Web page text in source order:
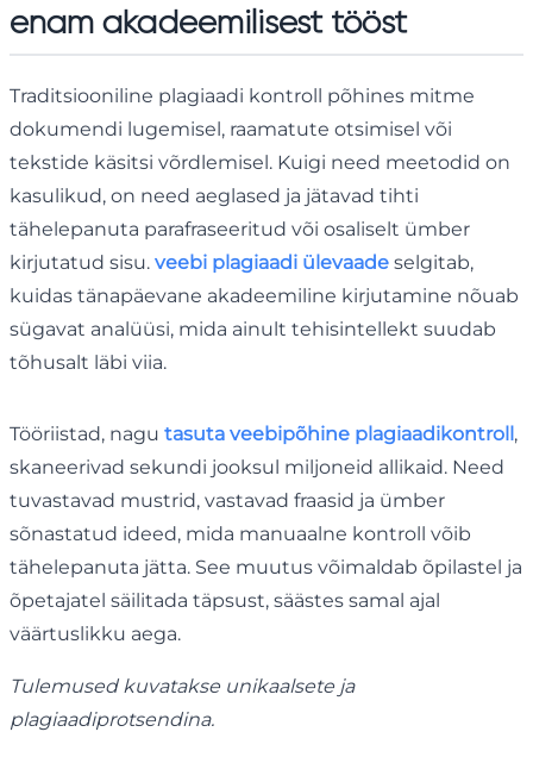
enam akadeemilisest tööst
Traditsiooniline plagiaadi kontroll põhines mitme
dokumendi lugemisel, raamatute otsimisel või
tekstide käsitsi võrdlemisel. Kuigi need meetodid on
kasulikud, on need aeglased ja jätavad tihti
tähelepanuta parafraseeritud või osaliselt ümber
kirjutatud sisu. veebi plagiaadi ülevaade selgitab,
kuidas tänapäevane akadeemiline kirjutamine nõuab
sügavat analüüsi, mida ainult tehisintellekt suudab
tõhusalt läbi viia.
Tööriistad, nagu tasuta veebipõhine plagiaadikontroll,
skaneerivad sekundi jooksul miljoneid allikaid. Need
tuvastavad mustrid, vastavad fraasid ja ümber
sõnastatud ideed, mida manuaalne kontroll võib
tähelepanuta jätta. See muutus võimaldab õpilastel ja
õpetajatel säilitada täpsust, säästes samal ajal
väärtuslikku aega.
Tulemused kuvatakse unikaalsete ja
plagiaadiprotsendina.